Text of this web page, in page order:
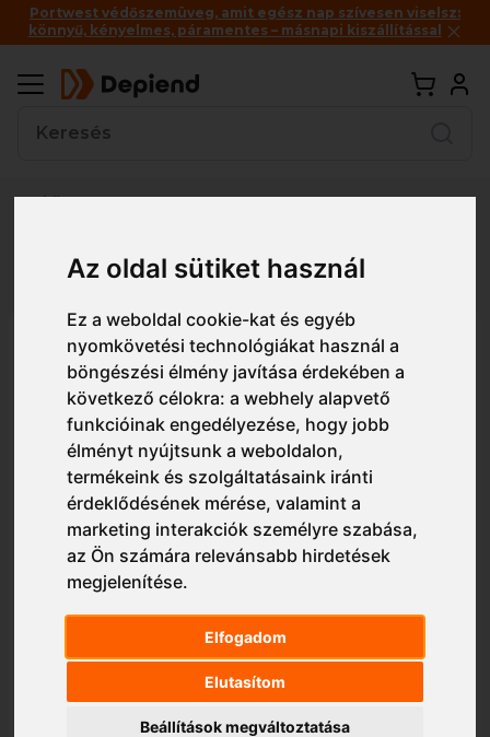
Az oldal sütiket használ
Ez a weboldal cookie-kat és egyéb
nyomkövetési technológiákat használ a
böngészési élmény javítása érdekében a
következő célokra:a webhely alapvető
funkcióinak engedélyezése, hogy jobb
élményt nyújtsunk a weboldalon,
termékeink és szolgáltatásaink iránti
érdeklődésének mérése, valamint a
marketing interakciók személyre szabása,
az Ön számára relevánsabb hirdetések
megjelenítése.
Elfogadom
Elutasítom
Beállítások megváltoztatása
Portwest védőszemüveg, amit egész nap szívesen viselsz:
könnyű, kényelmes, páramentes – másnapi kiszállítással
Vissza
Részletes nézet Egyszerű nézet
PW340 Portwest PW3 Hi-Vis
nadrág